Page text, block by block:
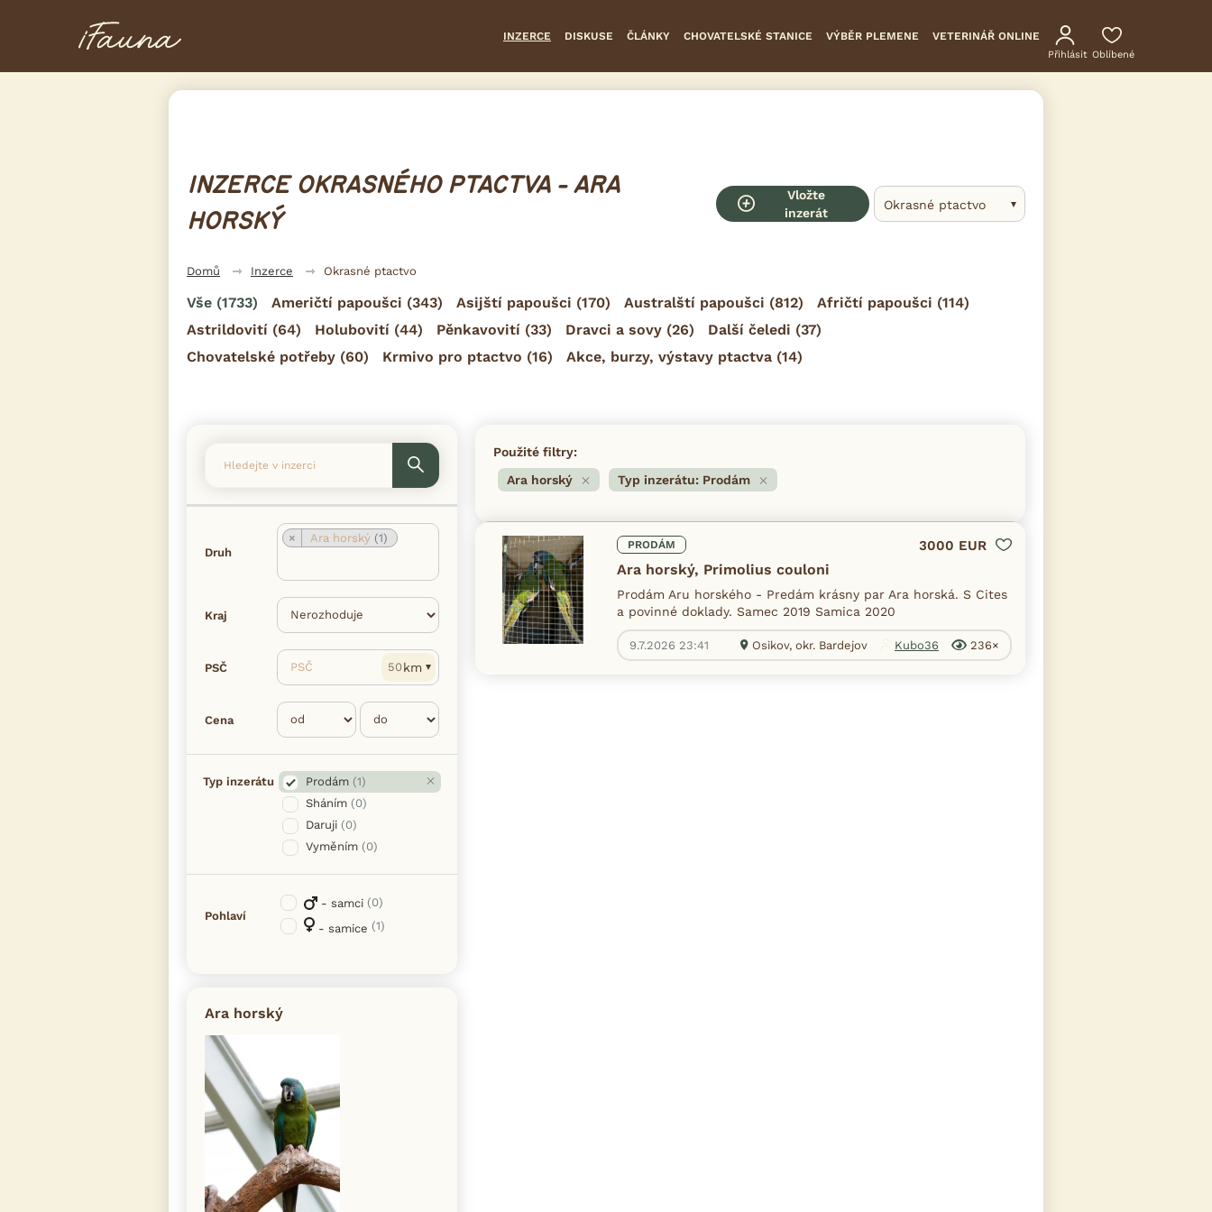
INZERCE DISKUSE ČLÁNKY CHOVATELSKÉ STANICE VÝBĚR PLEMENE VETERINÁŘ ONLINE
Přihlásit Oblíbené
INZERCE OKRASNÉHO PTACTVA - ARA
HORSKÝ
Vložte
inzerát
Okrasné ptactvo
Domů Inzerce Okrasné ptactvo
Vše (1733) Američtí papoušci (343) Asijští papoušci (170) Australští papoušci (812) Afričtí papoušci (114)
Astrildovití (64) Holubovití (44) Pěnkavovití (33) Dravci a sovy (26) Další čeledi (37)
Chovatelské potřeby (60) Krmivo pro ptactvo (16) Akce, burzy, výstavy ptactva (14)
Druh
× Ara horský (1)
Kraj
PSČ PSČ km
Cena
Typ inzerátu Prodám (1)
Sháním (0)
Daruji (0)
Vyměním (0)
Pohlaví
- samci (0)
- samice (1)
Ara horský
Použité filtry:
Ara horský
Typ inzerátu: Prodám
PRODÁM
Ara horský, Primolius couloni
3000 EUR
Prodám Aru horského - Predám krásny par Ara horská. S Cites
a povinné doklady. Samec 2019 Samica 2020
9.7.2026 23:41 Osikov, okr. Bardejov Kubo36 236×